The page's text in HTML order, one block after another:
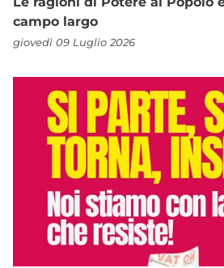
campo largo
giovedì 09 Luglio 2026